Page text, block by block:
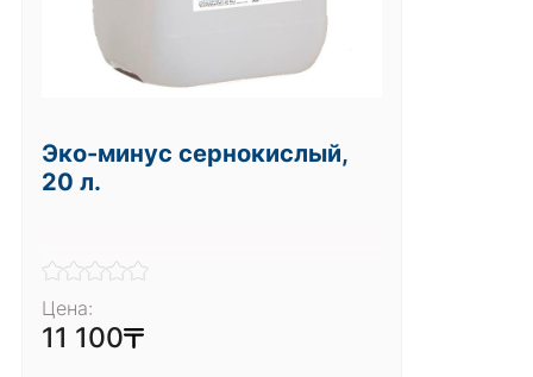
Эко-минус сернокислый,
20 л.
Цена:
11 100